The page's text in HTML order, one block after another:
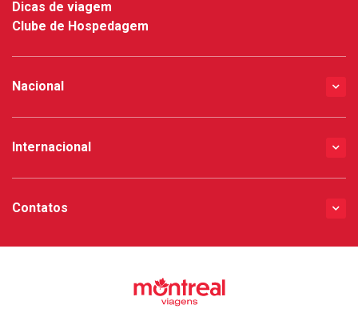
Dicas de viagem
Clube de Hospedagem
Nacional
Internacional
Contatos